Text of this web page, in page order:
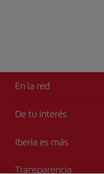
En la red
De tu interés
Accesibilidad
Iberia es más
Transparencia